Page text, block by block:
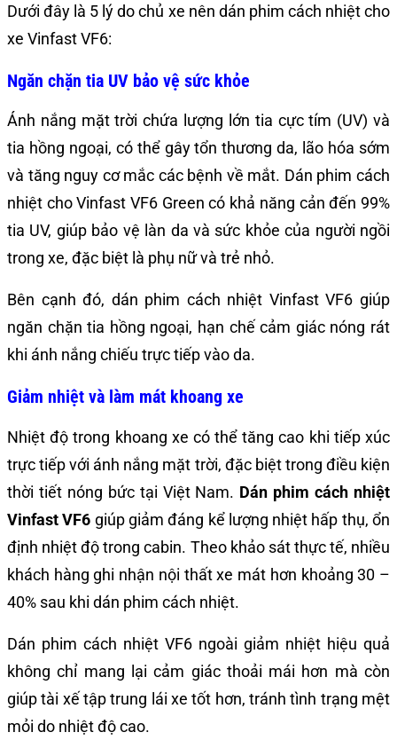
Dưới đây là 5 lý do chủ xe nên dán phim cách nhiệt cho
xe Vinfast VF6:
Ngăn chặn tia UV bảo vệ sức khỏe
Ánh nắng mặt trời chứa lượng lớn tia cực tím (UV) và
tia hồng ngoại, có thể gây tổn thương da, lão hóa sớm
và tăng nguy cơ mắc các bệnh về mắt. Dán phim cách
nhiệt cho Vinfast VF6 Green có khả năng cản đến 99%
tia UV, giúp bảo vệ làn da và sức khỏe của người ngồi
trong xe, đặc biệt là phụ nữ và trẻ nhỏ.
Bên cạnh đó, dán phim cách nhiệt Vinfast VF6 giúp
ngăn chặn tia hồng ngoại, hạn chế cảm giác nóng rát
khi ánh nắng chiếu trực tiếp vào da.
Giảm nhiệt và làm mát khoang xe
Nhiệt độ trong khoang xe có thể tăng cao khi tiếp xúc
trực tiếp với ánh nắng mặt trời, đặc biệt trong điều kiện
thời tiết nóng bức tại Việt Nam. Dán phim cách nhiệt
Vinfast VF6 giúp giảm đáng kể lượng nhiệt hấp thụ, ổn
định nhiệt độ trong cabin. Theo khảo sát thực tế, nhiều
khách hàng ghi nhận nội thất xe mát hơn khoảng 30 –
40% sau khi dán phim cách nhiệt.
Dán phim cách nhiệt VF6 ngoài giảm nhiệt hiệu quả
không chỉ mang lại cảm giác thoải mái hơn mà còn
giúp tài xế tập trung lái xe tốt hơn, tránh tình trạng mệt
mỏi do nhiệt độ cao.